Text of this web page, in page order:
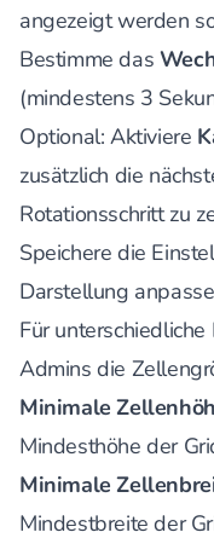
angezeigt werden
Bestimme das
(mindestens 3
Optional: Aktiviere
zusätzlich die
Rotationsschritt zu
Speichere die
Darstellung
Für
Admins die
Minimale
Mindesthöhe der
Minimale
Mindestbreite der